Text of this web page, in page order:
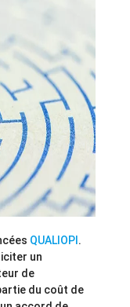
QUALIOPI .
un
de
du coût de